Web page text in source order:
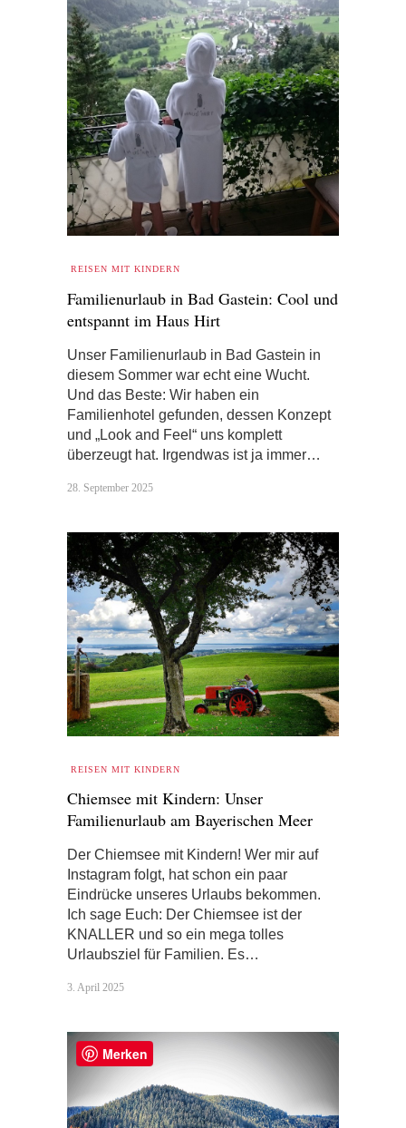
REISEN MIT KINDERN
Familienurlaub in Bad Gastein: Cool und
entspannt im Haus Hirt
Unser Familienurlaub in Bad Gastein in
diesem Sommer war echt eine Wucht.
Und das Beste: Wir haben ein
Familienhotel gefunden, dessen Konzept
und „Look and Feel“ uns komplett
überzeugt hat. Irgendwas ist ja immer…
28. September 2025
REISEN MIT KINDERN
Chiemsee mit Kindern: Unser
Familienurlaub am Bayerischen Meer
Der Chiemsee mit Kindern! Wer mir auf
Instagram folgt, hat schon ein paar
Eindrücke unseres Urlaubs bekommen.
Ich sage Euch: Der Chiemsee ist der
KNALLER und so ein mega tolles
Urlaubsziel für Familien. Es…
3. April 2025
Merken